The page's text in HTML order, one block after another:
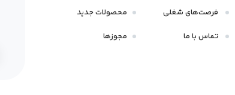
فرصت‌های شغلی
تماس با ما
محصولات جدید
مجوزها